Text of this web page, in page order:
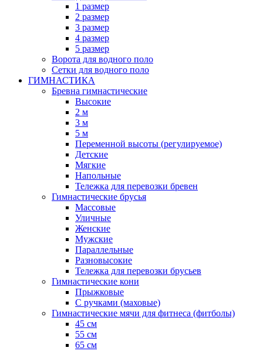
1 размер
2 размер
3 размер
4 размер
5 размер
Ворота для водного поло
Сетки для водного поло
ГИМНАСТИКА
Бревна гимнастические
Высокие
2 м
3 м
5 м
Переменной высоты (регулируемое)
Детские
Мягкие
Напольные
Тележка для перевозки бревен
Гимнастические брусья
Массовые
Уличные
Женские
Мужские
Параллельные
Разновысокие
Тележка для перевозки брусьев
Гимнастические кони
Прыжковые
С ручками (маховые)
Гимнастические мячи для фитнеса (фитболы)
45 см
55 см
65 см